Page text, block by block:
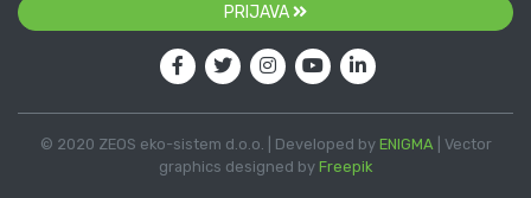
PRIJAVA
© 2020 ZEOS eko-sistem d.o.o. | Developed by ENIGMA| Vector
graphics designed by Freepik